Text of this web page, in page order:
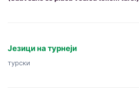
Језици на турнеји
турски